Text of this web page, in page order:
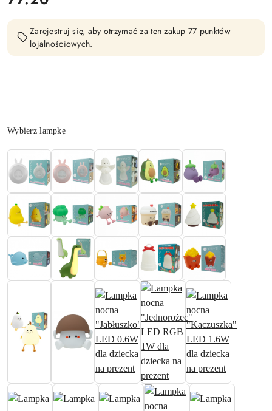
Zarejestruj się, aby otrzymać za ten zakup 77 punktów
lojalnościowych.
Wariant
Wybierz lampkę